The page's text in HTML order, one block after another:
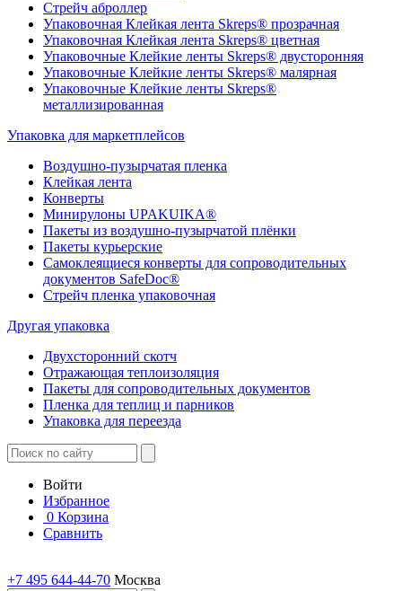
Стрейч аброллер
Упаковочная Клейкая лента Skreps® прозрачная
Упаковочная Клейкая лента Skreps® цветная
Упаковочные Клейкие ленты Skreps® двусторонняя
Упаковочные Клейкие ленты Skreps® малярная
Упаковочные Клейкие ленты Skreps®
металлизированная
Упаковка для маркетплейсов
Воздушно-пузырчатая пленка
Клейкая лента
Конверты
Минирулоны UPAKUIKA®
Пакеты из воздушно-пузырчатой плёнки
Пакеты курьерские
Самоклеящиеся конверты для сопроводительных
документов SafeDoc®
Стрейч пленка упаковочная
Другая упаковка
Двухсторонний скотч
Отражающая теплоизоляция
Пакеты для сопроводительных документов
Пленка для теплиц и парников
Упаковка для переезда
Войти
Избранное
0 Корзина
Сравнить
+7 495 644-44-70 Москва